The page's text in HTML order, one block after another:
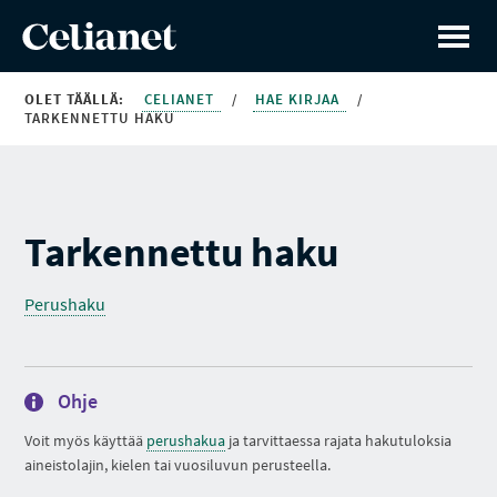
OLET TÄÄLLÄ: CELIANET / HAE KIRJAA
/
TARKENNETTU HAKU
Tarkennettu haku
Perushaku
Ohje
Voit myös käyttää perushakua ja tarvittaessa rajata hakutuloksia
aineistolajin, kielen tai vuosiluvun perusteella.